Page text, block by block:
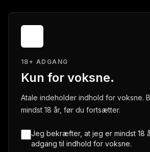
18+ ADGANG
Kun for voksne.
Atale indeholder indhold for voksne.
mindst 18 år, før du fortsætter.
Jeg bekræfter, at jeg er mindst 18
adgang til indhold for voksne.